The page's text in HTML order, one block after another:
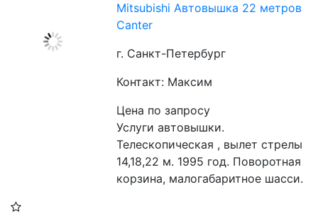
Mitsubishi Автовышка 22 метров
Canter
г. Санкт-Петербург
Контакт: Максим
Цена по запросу
Услуги автовышки.
Телескопическая , вылет стрелы
14,18,22 м. 1995 год. Поворотная
корзина, малогабаритное шасси.